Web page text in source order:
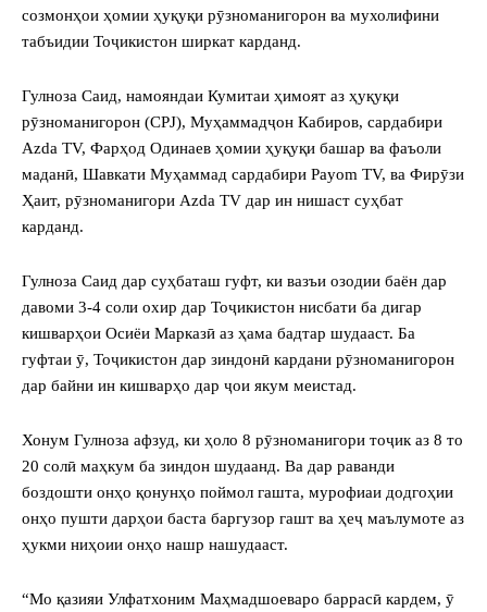
созмонҳои ҳомии ҳуқуқи рӯзноманигорон ва мухолифини
табъидии Тоҷикистон ширкат карданд.
Гулноза Саид, намояндаи Кумитаи ҳимоят аз ҳуқуқи
рӯзноманигорон (CPJ), Муҳаммадҷон Кабиров, сардабири
Azda TV, Фарҳод Одинаев ҳомии ҳуқуқи башар ва фаъоли
маданӣ, Шавкати Муҳаммад сардабири Payom TV, ва Фирӯзи
Ҳаит, рӯзноманигори Azda TV дар ин нишаст суҳбат
карданд.
Гулноза Саид дар суҳбаташ гуфт, ки вазъи озодии баён дар
давоми 3-4 соли охир дар Тоҷикистон нисбати ба дигар
кишварҳои Осиёи Марказӣ аз ҳама бадтар шудааст. Ба
гуфтаи ӯ, Тоҷикистон дар зиндонӣ кардани рӯзноманигорон
дар байни ин кишварҳо дар ҷои якум меистад.
Хонум Гулноза афзуд, ки ҳоло 8 рӯзноманигори тоҷик аз 8 то
20 солӣ маҳкум ба зиндон шудаанд. Ва дар раванди
боздошти онҳо қонунҳо поймол гашта, мурофиаи додгоҳии
онҳо пушти дарҳои баста баргузор гашт ва ҳеҷ маълумоте аз
ҳукми ниҳоии онҳо нашр нашудааст.
“Мо қазияи Улфатхоним Маҳмадшоеваро баррасӣ кардем, ӯ